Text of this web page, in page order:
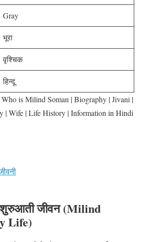
Gray
भूरा
वृश्चिक
हिन्दू
Who is Milind Soman | Biography | Jivani |
| Wife | Life History | Information in Hindi
शुरुआती जीवन(Milind
Life)